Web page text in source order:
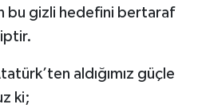
bu gizli hedefini bertaraf
aldığımız güçle
ki;